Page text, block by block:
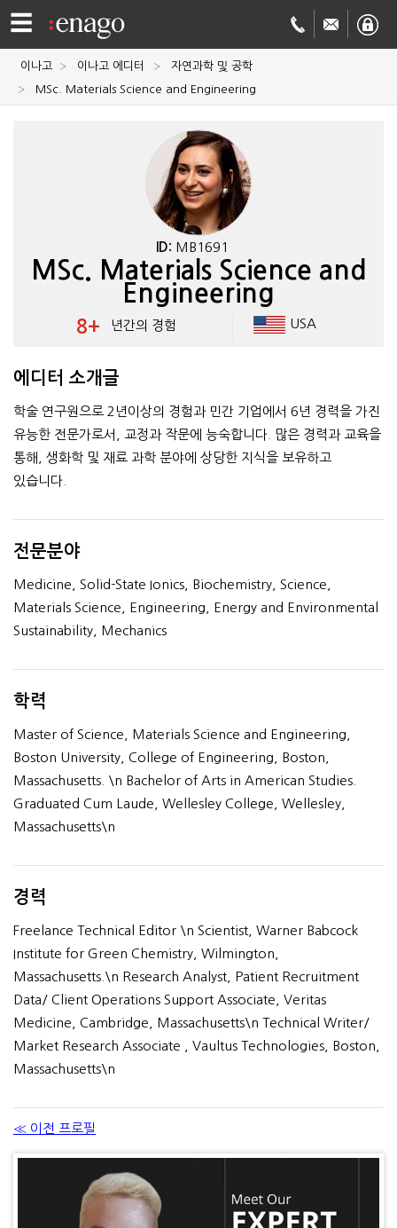
☰
영문
회사
이나고 이나고 에디터
자연과학 및 공학
MSc. Materials Science and Engineering
ID: MB1691
MSc. Materials Science and
Engineering
8+ 년간의 경험 USA
에디터 소개글
학술 연구원으로 2년이상의 경험과 민간 기업에서 6년 경력을 가진
유능한 전문가로서, 교정과 작문에 능숙합니다. 많은 경력과 교육을
통해, 생화학 및 재료 과학 분야에 상당한 지식을 보유하고
있습니다.
전문분야
Medicine, Solid-State Ionics, Biochemistry, Science,
Materials Science, Engineering, Energy and Environmental
Sustainability, Mechanics
학력
Master of Science, Materials Science and Engineering,
Boston University, College of Engineering, Boston,
Massachusetts. \n Bachelor of Arts in American Studies.
Graduated Cum Laude, Wellesley College, Wellesley,
Massachusetts\n
경력
Freelance Technical Editor \n Scientist, Warner Babcock
Institute for Green Chemistry, Wilmington,
Massachusetts.\n Research Analyst, Patient Recruitment
Data/ Client Operations Support Associate, Veritas
Medicine, Cambridge, Massachusetts\n Technical Writer/
Market Research Associate , Vaultus Technologies, Boston,
Massachusetts\n
≪ 이전 프로필